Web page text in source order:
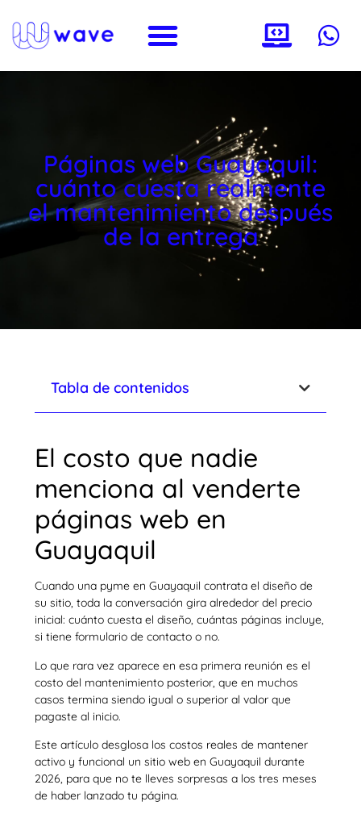
Páginas web Guayaquil:
cuánto cuesta realmente
el mantenimiento después
de la entrega
Tabla de contenidos
El costo que nadie
menciona al venderte
páginas web en
Guayaquil
Cuando una pyme en Guayaquil contrata el diseño de
su sitio, toda la conversación gira alrededor del precio
inicial: cuánto cuesta el diseño, cuántas páginas incluye,
si tiene formulario de contacto o no.
Lo que rara vez aparece en esa primera reunión es el
costo del mantenimiento posterior, que en muchos
casos termina siendo igual o superior al valor que
pagaste al inicio.
Este artículo desglosa los costos reales de mantener
activo y funcional un sitio web en Guayaquil durante
2026, para que no te lleves sorpresas a los tres meses
de haber lanzado tu página.